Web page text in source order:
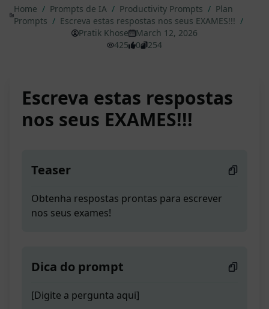
Home / Prompts de IA / Productivity Prompts / Plan
Prompts / Escreva estas respostas nos seus EXAMES!!! /
Pratik Khose
March 12, 2026
425
0 254
Escreva estas respostas
nos seus EXAMES!!!
Teaser
Obtenha respostas prontas para escrever
nos seus exames!
Dica do prompt
[Digite a pergunta aqui]